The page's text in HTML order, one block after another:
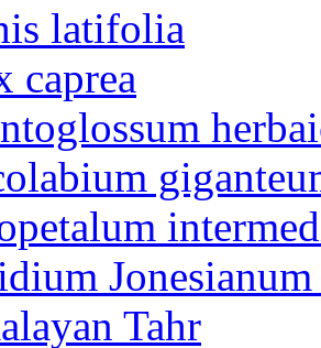
latifolia
caprea
Tahr